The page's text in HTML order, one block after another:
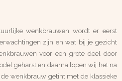
wenkbrauwen wordt er eerst
zijn en wat bij je gezicht
voor een grote deel door
geharst en daarna lopen wij het na
wenkbrauw getint met de klassieke